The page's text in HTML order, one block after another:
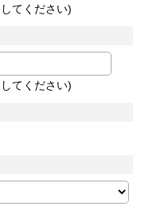
てください)
てください)